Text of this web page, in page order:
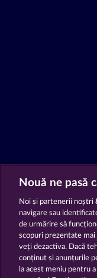
Nouă ne pasă
Noi și partenerii noștri
navigare sau
de urmărire să
scopuri prezentate
veți dezactiva. Dacă
conținut și anunțurile
la acest meniu pentru